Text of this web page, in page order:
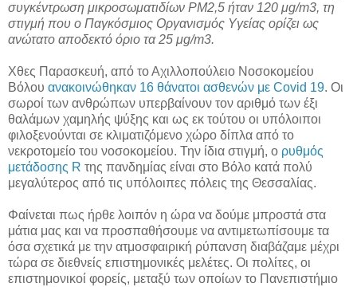
συγκέντρωση μικροσωματιδίων PM2,5 ήταν 120 μg/m3, τη
στιγμή που ο Παγκόσμιος Οργανισμός Υγείας ορίζει ως
ανώτατο αποδεκτό όριο τα 25 μg/m3.
Χθες Παρασκευή, από το Αχιλλοπούλειο Νοσοκομείου
Βόλου ανακοινώθηκαν 16 θάνατοι ασθενών με Covid 19. Οι
σωροί των ανθρώπων υπερβαίνουν τον αριθμό των έξι
θαλάμων χαμηλής ψύξης και ως εκ τούτου οι υπόλοιποι
φιλοξενούνται σε κλιματιζόμενο χώρο δίπλα από το
νεκροτομείο του νοσοκομείου. Την ίδια στιγμή, ο ρυθμός
μετάδοσης R της πανδημίας είναι στο Βόλο κατά πολύ
μεγαλύτερος από τις υπόλοιπες πόλεις της Θεσσαλίας.
Φαίνεται πως ήρθε λοιπόν η ώρα να δούμε μπροστά στα
μάτια μας και να προσπαθήσουμε να αντιμετωπίσουμε τα
όσα σχετικά με την ατμοσφαιρική ρύπανση διαβάζαμε μέχρι
τώρα σε διεθνείς επιστημονικές μελέτες. Οι πολίτες, οι
επιστημονικοί φορείς, μεταξύ των οποίων το Πανεπιστήμιο